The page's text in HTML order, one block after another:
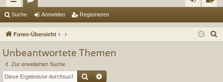
ch
ne
riff
en m ist
Suche Anmelden Registrieren
Foren-Übersicht
Unbeantwortete Themen
Zur erweiterten Suche
Suche